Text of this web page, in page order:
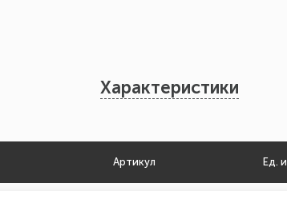
Характеристики
Артикул Ед.